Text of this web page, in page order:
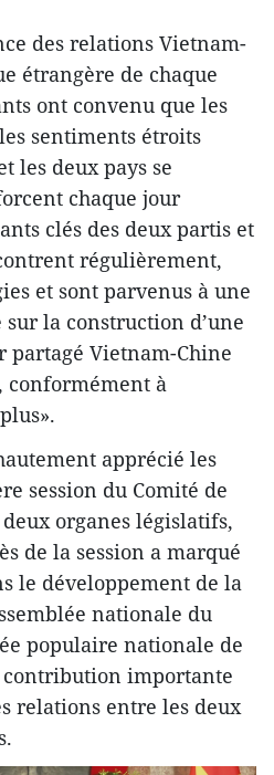
des relations Vietnam-
étrangère de chaque
ont convenu que les
sentiments étroits
les deux pays se
chaque jour
clés des deux partis et
régulièrement,
et sont parvenus à une
la construction d’une
partagé Vietnam-Chine
conformément à
apprécié les
session du Comité de
organes législatifs,
de la session a marqué
le développement de la
nationale du
populaire nationale de
importante
relations entre les deux